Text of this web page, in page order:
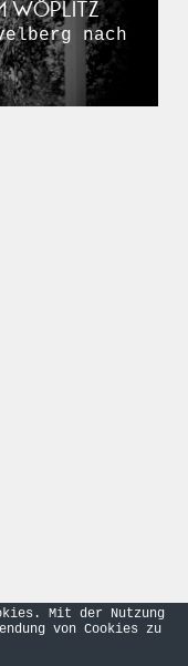
WÖPLITZ
nach
Mit der Nutzung
von Cookies zu